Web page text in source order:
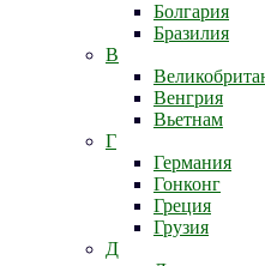
Болгария
Бразилия
В
Венгрия
Вьетнам
Г
Германия
Гонконг
Греция
Грузия
Д